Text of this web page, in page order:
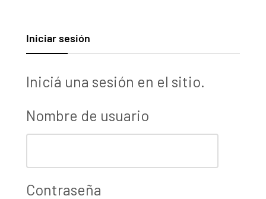
Iniciar sesión
Iniciá una sesión en el sitio.
Nombre de usuario
Contraseña